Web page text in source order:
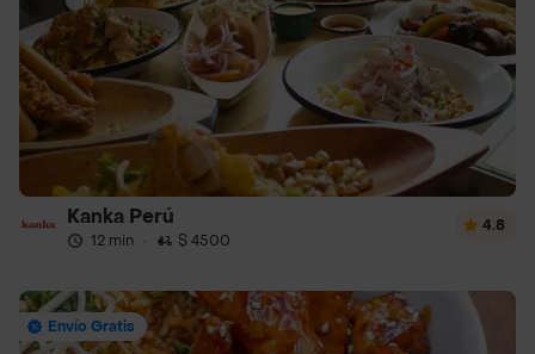
Kanka Perú
12 min · $ 4500
4.8
Envío Gratis